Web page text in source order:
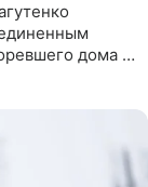
дома в